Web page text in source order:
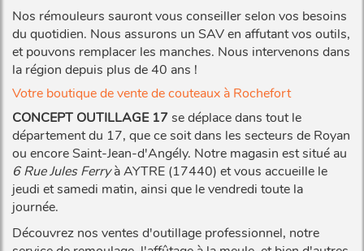
Nos rémouleurs sauront vous conseiller selon vos besoins
du quotidien. Nous assurons un SAV en affutant vos outils,
et pouvons remplacer les manches. Nous intervenons dans
la région depuis plus de 40 ans !
Votre boutique de vente de couteaux à Rochefort
CONCEPT OUTILLAGE 17se déplace dans tout le
département du 17, que ce soit dans les secteurs de Royan
ou encore Saint-Jean-d'Angély. Notre magasin est situé au
6 Rue Jules Ferryà AYTRE (17440) et vous accueille le
jeudi et samedi matin, ainsi que le vendredi toute la
journée.
Découvrez nos ventes d'outillage professionnel, notre